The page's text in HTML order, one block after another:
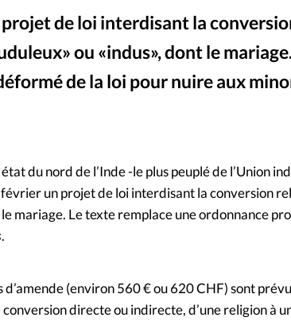
La
Mon
Nous
projet de loi interdisant la
ou «indus», dont le
de la loi pour nuire aux
du nord de l’Inde -le plus peuplé de l’Union
un projet de loi interdisant la conversion
mariage. Le texte remplace une ordonnance
.
(environ 560 € ou 620 CHF) sont
directe ou indirecte, d’une religion à